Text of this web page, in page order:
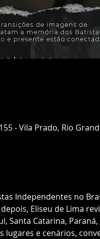
- Vila Prado, Rio
Independentes no
Eliseu de Lima
Santa Catarina,
lugares e cenários,